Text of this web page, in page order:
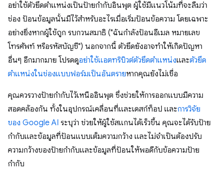
อย่าใช้ตัวยึดตำแหน่งเป็นป้ายกำกับอินพุต ผู้ใช้มีแนวโน้มที่จะลืมว่า
ช่อง ป้อนข้อมูลนั้นมีไว้สำหรับอะไรเมื่อเริ่มป้อนข้อความ โดยเฉพาะ
อย่างยิ่งหากผู้ใช้ถูก รบกวนสมาธิ ("ฉันกำลังป้อนอีเมล หมายเลข
โทรศัพท์ หรือรหัสบัญชี") นอกจากนี้ ตัวยึดยังอาจทำให้เกิดปัญหา
อื่นๆ อีกมากมาย โปรดดูอย่าใช้แอตทริบิวต์ตัวยึดตำแหน่งและตัวยึด
ตำแหน่งในช่องแบบฟอร์มเป็นอันตรายหากคุณยังไม่เชื่อ
คุณควรวางป้ายกำกับไว้เหนืออินพุต ซึ่งช่วยให้การออกแบบมีความ
สอดคล้องกัน ทั้งในอุปกรณ์เคลื่อนที่และเดสก์ท็อป และการวิจัย
ของ Google AI ระบุว่า ช่วยให้ผู้ใช้สแกนได้เร็วขึ้น คุณจะได้รับป้าย
กำกับและข้อมูลที่ป้อนแบบเต็มความกว้าง และไม่จำเป็นต้องปรับ
ความกว้างของป้ายกำกับและข้อมูลที่ป้อนให้พอดีกับข้อความป้าย
กำกับ